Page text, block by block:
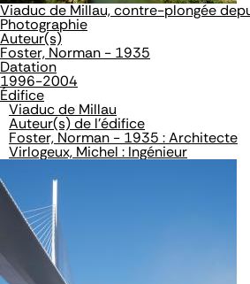
Viaduc de Millau, contre-plongée
Photographie
Auteur(s)
Foster, Norman - 1935
Datation
1996-2004
Édifice
Viaduc de Millau
Auteur(s) de l'édifice
Foster, Norman - 1935 : Architecte
Virlogeux, Michel : Ingénieur